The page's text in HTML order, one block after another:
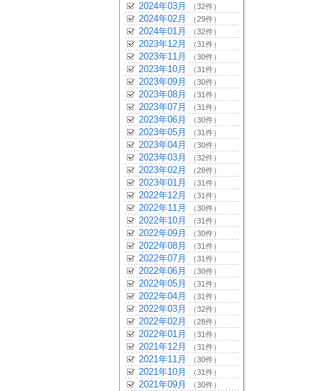
2024年03月 （32件）
2024年02月 （29件）
2024年01月 （32件）
2023年12月 （31件）
2023年11月 （30件）
2023年10月 （31件）
2023年09月 （30件）
2023年08月 （31件）
2023年07月 （31件）
2023年06月 （30件）
2023年05月 （31件）
2023年04月 （30件）
2023年03月 （32件）
2023年02月 （28件）
2023年01月 （31件）
2022年12月 （31件）
2022年11月 （30件）
2022年10月 （31件）
2022年09月 （30件）
2022年08月 （31件）
2022年07月 （31件）
2022年06月 （30件）
2022年05月 （31件）
2022年04月 （31件）
2022年03月 （32件）
2022年02月 （28件）
2022年01月 （31件）
2021年12月 （31件）
2021年11月 （30件）
2021年10月 （31件）
2021年09月 （30件）